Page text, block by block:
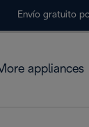
Envío gratuito
appliances